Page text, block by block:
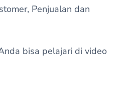
Penjualan dan
bisa pelajari di video